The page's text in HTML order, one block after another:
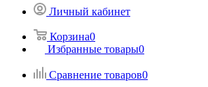
Личный кабинет
Корзина0
Избранные товары0
Сравнение товаров0